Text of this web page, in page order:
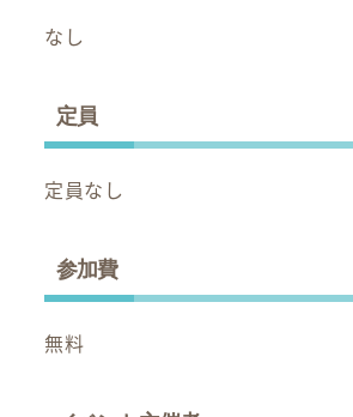
なし
定員
定員なし
参加費
無料